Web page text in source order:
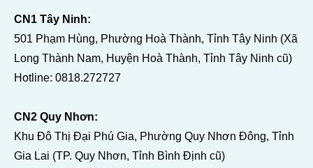
CN1 Tây Ninh:
501 Phạm Hùng, Phường Hoà Thành, Tỉnh Tây Ninh (Xã
Long Thành Nam, Huyện Hoà Thành, Tỉnh Tây Ninh cũ)
Hotline: 0818.272727
CN2 Quy Nhơn:
Khu Đô Thị Đại Phú Gia, Phường Quy Nhơn Đông, Tỉnh
Gia Lai (TP. Quy Nhơn, Tỉnh Bình Định cũ)